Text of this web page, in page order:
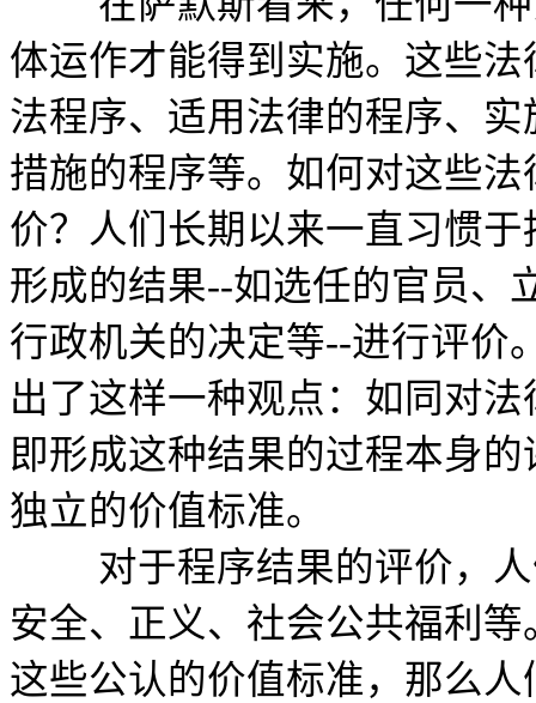
体运作才能得到实施。这些
法程序、适用法律的程序、
措施的程序等。如何对这些
价？人们长期以来一直习惯
形成的结果--如选任的官员、
行政机关的决定等--进行评价
出了这样一种观点：如同对
即形成这种结果的过程本身
独立的价值标准。
对于程序结果的评价，人
安全、正义、社会公共福利
这些公认的价值标准，那么